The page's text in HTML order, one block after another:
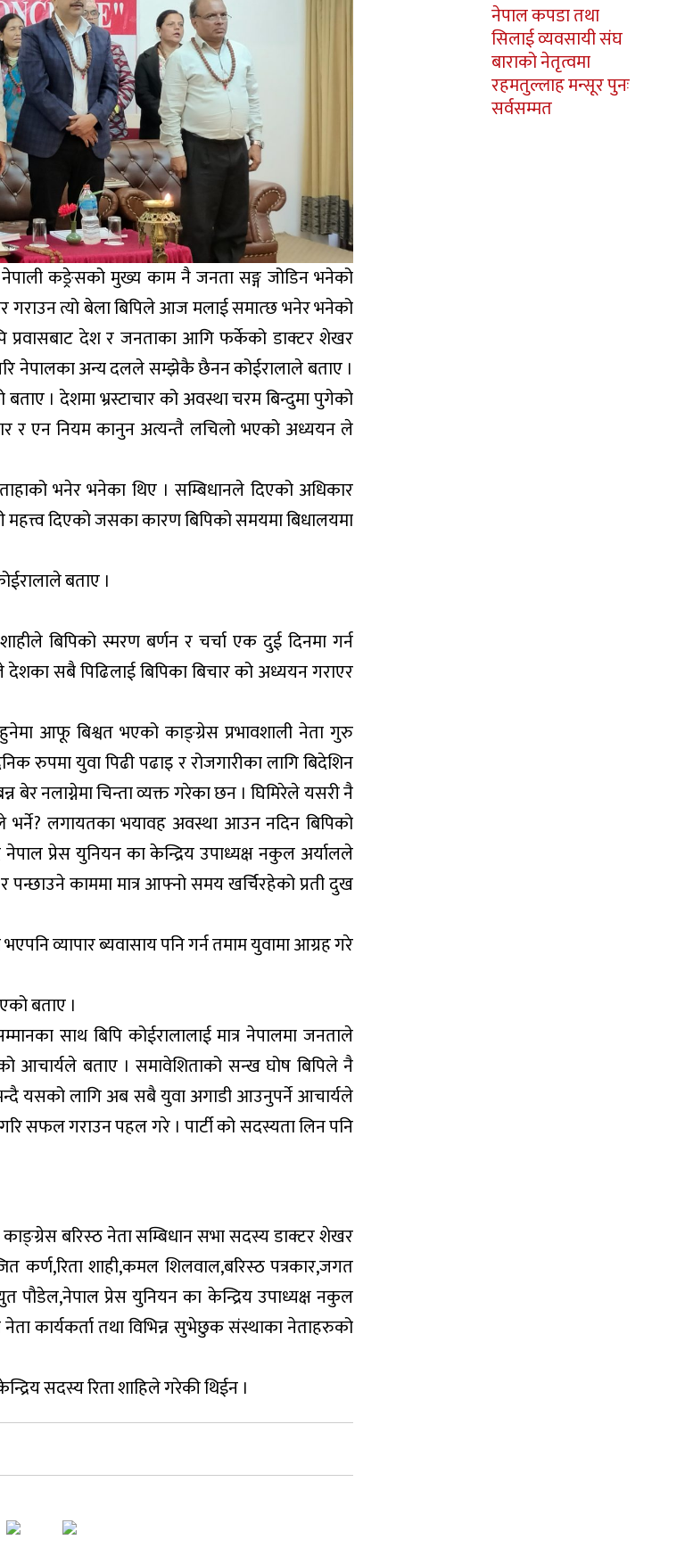
कङ्रेसको मुख्य काम नै जनता सङ्ग जोडिन भनेको
गराउन त्यो बेला बिपिले आज मलाई समात्छ भनेर भनेको
प्रवासबाट देश र जनताका आगि फर्केको डाक्टर शेखर
नेपालका अन्य दलले सम्झेकै छैनन कोईरालाले बताए ।
। देशमा भ्रस्टाचार को अवस्था चरम बिन्दुमा पुगेको
र एन नियम कानुन अत्यन्तै लचिलो भएको अध्ययन ले
भनेर भनेका थिए । सम्बिधानले दिएको अधिकार
महत्त्व दिएको जसका कारण बिपिको समयमा बिधालयमा
बताए ।
बिपिको स्मरण बर्णन र चर्चा एक दुई दिनमा गर्न
देशका सबै पिढिलाई बिपिका बिचार को अध्ययन गराएर
आफू बिश्वत भएको काङ्ग्रेस प्रभावशाली नेता गुरु
रुपमा युवा पिढी पढाइ र रोजगारीका लागि बिदेशिन
नलाग्नेमा चिन्ता व्यक्त गरेका छन । घिमिरेले यसरी नै
भर्ने? लगायतका भयावह अवस्था आउन नदिन बिपिको
नेपाल प्रेस युनियन का केन्द्रिय उपाध्यक्ष नकुल अर्यालले
काममा मात्र आफ्नो समय खर्चिरहेको प्रती दुख
व्यापार ब्यवासाय पनि गर्न तमाम युवामा आग्रह गरे
बताए ।
साथ बिपि कोईरालालाई मात्र नेपालमा जनताले
आचार्यले बताए । समावेशिताको सन्ख घोष बिपिले नै
यसको लागि अब सबै युवा अगाडी आउनुपर्ने आचार्यले
सफल गराउन पहल गरे । पार्टी को सदस्यता लिन पनि
बरिस्ठ नेता सम्बिधान सभा सदस्य डाक्टर शेखर
कर्ण,रिता शाही,कमल शिलवाल,बरिस्ठ पत्रकार,जगत
पौडेल,नेपाल प्रेस युनियन का केन्द्रिय उपाध्यक्ष नकुल
कार्यकर्ता तथा विभिन्न सुभेछुक संस्थाका नेताहरुको
सदस्य रिता शाहिले गरेकी थिईन ।
नेपाल कपडा तथा
सिलाई व्यवसायी संघ
बाराको नेतृत्वमा
रहमतुल्लाह मन्सूर पुनः
सर्वसम्मत